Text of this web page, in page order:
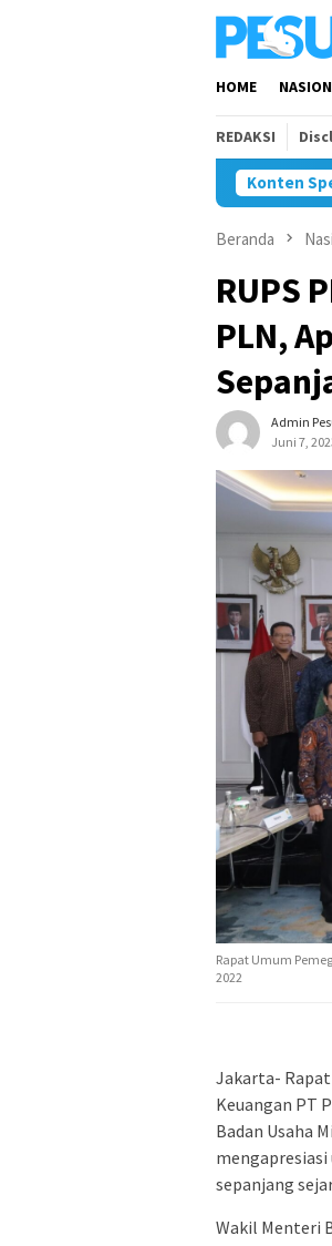
HOME
REDAKSI
Konten
Beranda
RUPS
PLN,
Admin
Juni 7,
Rapat Umum
2022
Jakarta- Rapat
Keuangan PT
Badan Usaha
sepanjang
Wakil Menteri